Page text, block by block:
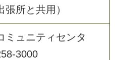
張所と共用）
ミュニティセンタ
3000